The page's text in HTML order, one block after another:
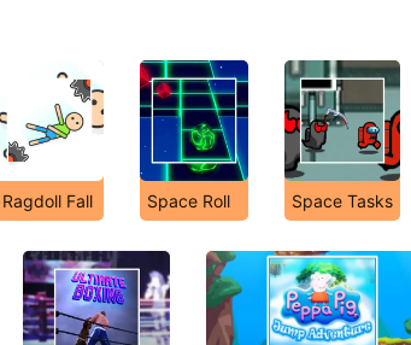
Ragdoll Fall Space Roll Space Tasks